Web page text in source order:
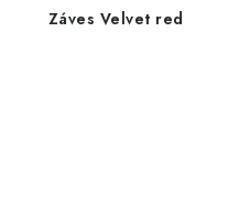
Záves Velvet red